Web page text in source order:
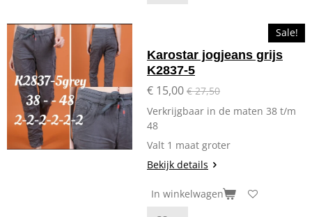
Sale!
Karostar jogjeans grijs
K2837-5
€ 15,00 € 27,50
Verkrijgbaar in de maten 38 t/m
48
Valt 1 maat groter
Bekijk details
In winkelwagen